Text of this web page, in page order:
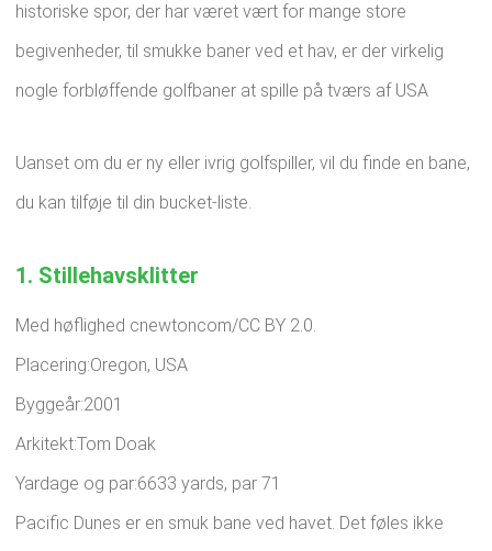
historiske spor, der har været vært for mange store
begivenheder, til smukke baner ved et hav, er der virkelig
nogle forbløffende golfbaner at spille på tværs af USA
Uanset om du er ny eller ivrig golfspiller, vil du finde en bane,
du kan tilføje til din bucket-liste.
1. Stillehavsklitter
Med høflighed cnewtoncom/CC BY 2.0.
Placering:Oregon, USA
Byggeår:2001
Arkitekt:Tom Doak
Yardage og par:6633 yards, par 71
Pacific Dunes er en smuk bane ved havet. Det føles ikke